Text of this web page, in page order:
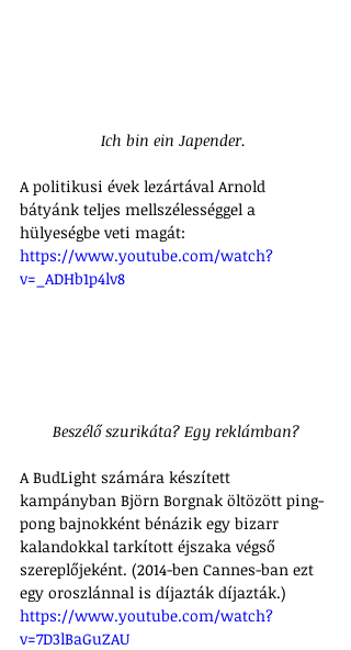
Ich bin ein Japender.
A politikusi évek lezártával Arnold
bátyánk teljes mellszélességgel a
hülyeségbe veti magát:
https://www.youtube.com/watch?
v=_ADHb1p4lv8
Beszélő szurikáta? Egy reklámban?
A BudLight számára készített
kampányban Björn Borgnak öltözött ping-
pong bajnokként bénázik egy bizarr
kalandokkal tarkított éjszaka végső
szereplőjeként. (2014-ben Cannes-ban ezt
egy oroszlánnal is díjazták díjazták.)
https://www.youtube.com/watch?
v=7D3lBaGuZAU